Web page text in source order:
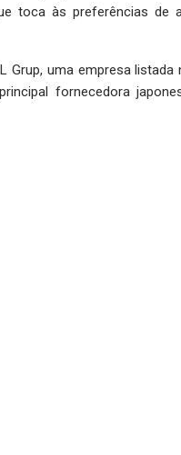
toca às preferências de
Grup, uma empresa
fornecedora